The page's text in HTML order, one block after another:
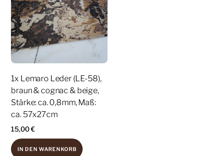
1x Lemaro Leder (LE-58),
braun & cognac & beige,
Stärke: ca. 0,8mm, Maß:
ca. 57x27cm
15,00€
IN DEN WARENKORB